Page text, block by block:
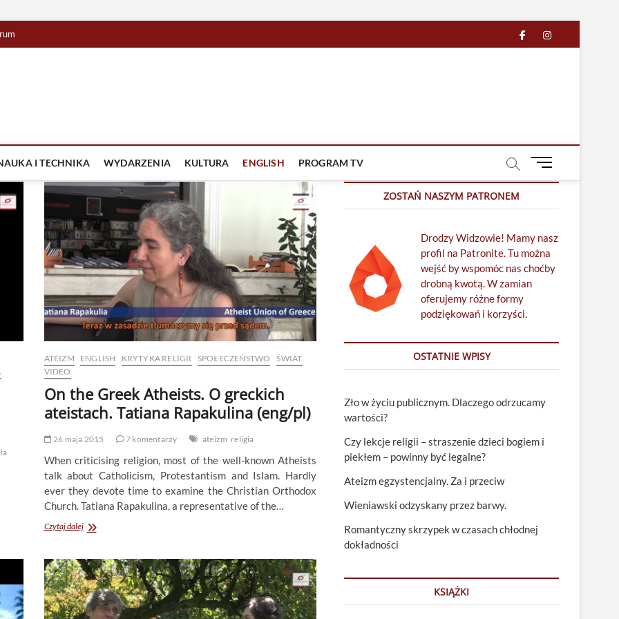
facebook
in
I TECHNIKA WYDARZENIA KULTURA ENGLISH PROGRAM TV
M
u
u
t
t
ATEIZM ENGLISH KRYTYKA RELIGII SPOŁECZEŃSTWO
ŚWIAT
VIDEO
On the Greek Atheists. O greckich
ateistach. Tatiana Rapakulina (eng/pl)
26 maja 2015 7 komentarzy ateizm religia
When criticising religion, most of the well-known Atheists
talk about Catholicism, Protestantism and Islam. Hardly
ever they devote time to examine the Christian Orthodox
Church. Tatiana Rapakulina, a representative of the…
Czytaj dalejOn
Atheists.
O
greckich
ateistach.
Tatiana
ZOSTAŃ NASZYM PATRONEM
Drodzy Widzowie! Mamy nasz
profil na Patronite. Tu można
wejść by wspomóc nas choćby
drobną kwotą. W zamian
oferujemy różne formy
podziękowań i korzyści.
OSTATNIE WPISY
Zło w życiu publicznym. Dlaczego odrzucamy
wartości?
Czy lekcje religii – straszenie dzieci bogiem i
piekłem – powinny być legalne?
Ateizm egzystencjalny. Za i przeciw
Wieniawski odzyskany przez barwy.
Romantyczny skrzypek w czasach chłodnej
dokładności
KSIĄŻKI